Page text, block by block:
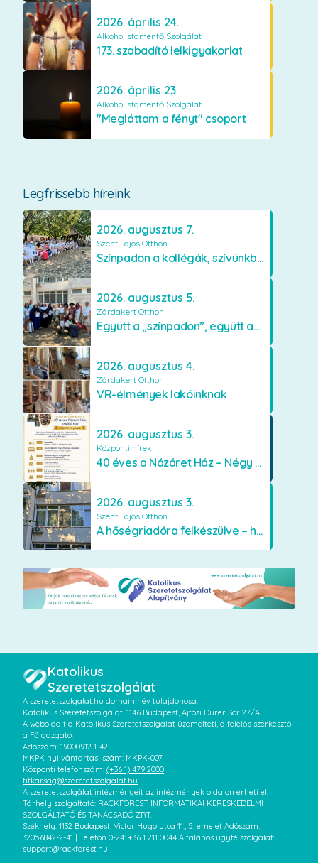
2026. április 24.
Alkoholistamentő Szolgálat
173. szabadító lelkigyakorlat
2026. április 23.
Alkoholistamentő Szolgálat
"Megláttam a fényt" csoport
Legfrissebb híreink
2026. augusztus 7.
Szent Lajos Otthon
Színpadon a kollégák, szívünkben a lakók
2026. augusztus 5.
Zárdakert Otthon
Együtt a „színpadon”, együtt az élményekért 🎭✨
2026. augusztus 4.
Zárdakert Otthon
VR-élmények lakóinknak
2026. augusztus 3.
Központi hírek
40 éves a Názáret Ház – Négy évtized szeretetben és gondoskodásban
2026. augusztus 3.
Szent Lajos Otthon
A hőségriadóra felkészülve – hűsítő fejlesztések a Szent Lajos Otthonban
Katolikus
Szeretetszolgálat
A szeretetszolgalat.hu domain név tulajdonosa:
Katolikus Szeretetszolgálat, 1146 Budapest, Ajtósi Dürer Sor 27/A.
A weboldalt a Katolikus Szeretetszolgálat üzemelteti, a felelős szerkesztő
a Főigazgató.
Adószám: 19000912-1-42
MKPK nyilvántartási szám: MKPK-007
Központi telefonszám: (+36 1) 479 2000
titkarsag@szeretetszolgalat.hu
A szeretetszolgálat intézményeit az intézmények oldalon érheti el.
Tárhely szolgáltató: RACKFOREST INFORMATIKAI KERESKEDELMI
SZOLGÁLTATÓ ÉS TANÁCSADÓ ZRT.
Székhely: 1132 Budapest, Victor Hugo utca 11., 5. emelet Adószám:
32056842-2-41 | Telefon 0-24: +36 1 211 0044 Általános ügyfélszolgálat:
support@rackforest.hu